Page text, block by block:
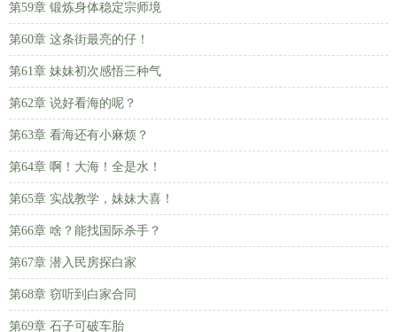
第59章 锻炼身体稳定宗师境
第60章 这条街最亮的仔！
第61章 妹妹初次感悟三种气
第62章 说好看海的呢？
第63章 看海还有小麻烦？
第64章 啊！大海！全是水！
第65章 实战教学，妹妹大喜！
第66章 啥？能找国际杀手？
第67章 潜入民房探白家
第68章 窃听到白家合同
第69章 石子可破车胎